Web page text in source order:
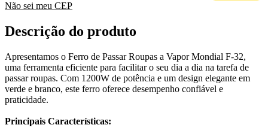
Não sei meu CEP
Descrição do produto
Apresentamos o Ferro de Passar Roupas a Vapor Mondial F-32,
uma ferramenta eficiente para facilitar o seu dia a dia na tarefa de
passar roupas. Com 1200W de potência e um design elegante em
verde e branco, este ferro oferece desempenho confiável e
praticidade.
Principais Características: